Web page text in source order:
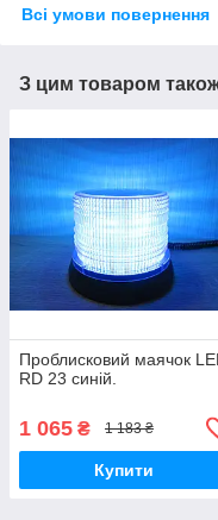
Всі умови повернення
З цим товаром
Проблисковий маячок
RD 23 синій.
1 065 ₴ 1 183 ₴
Купити